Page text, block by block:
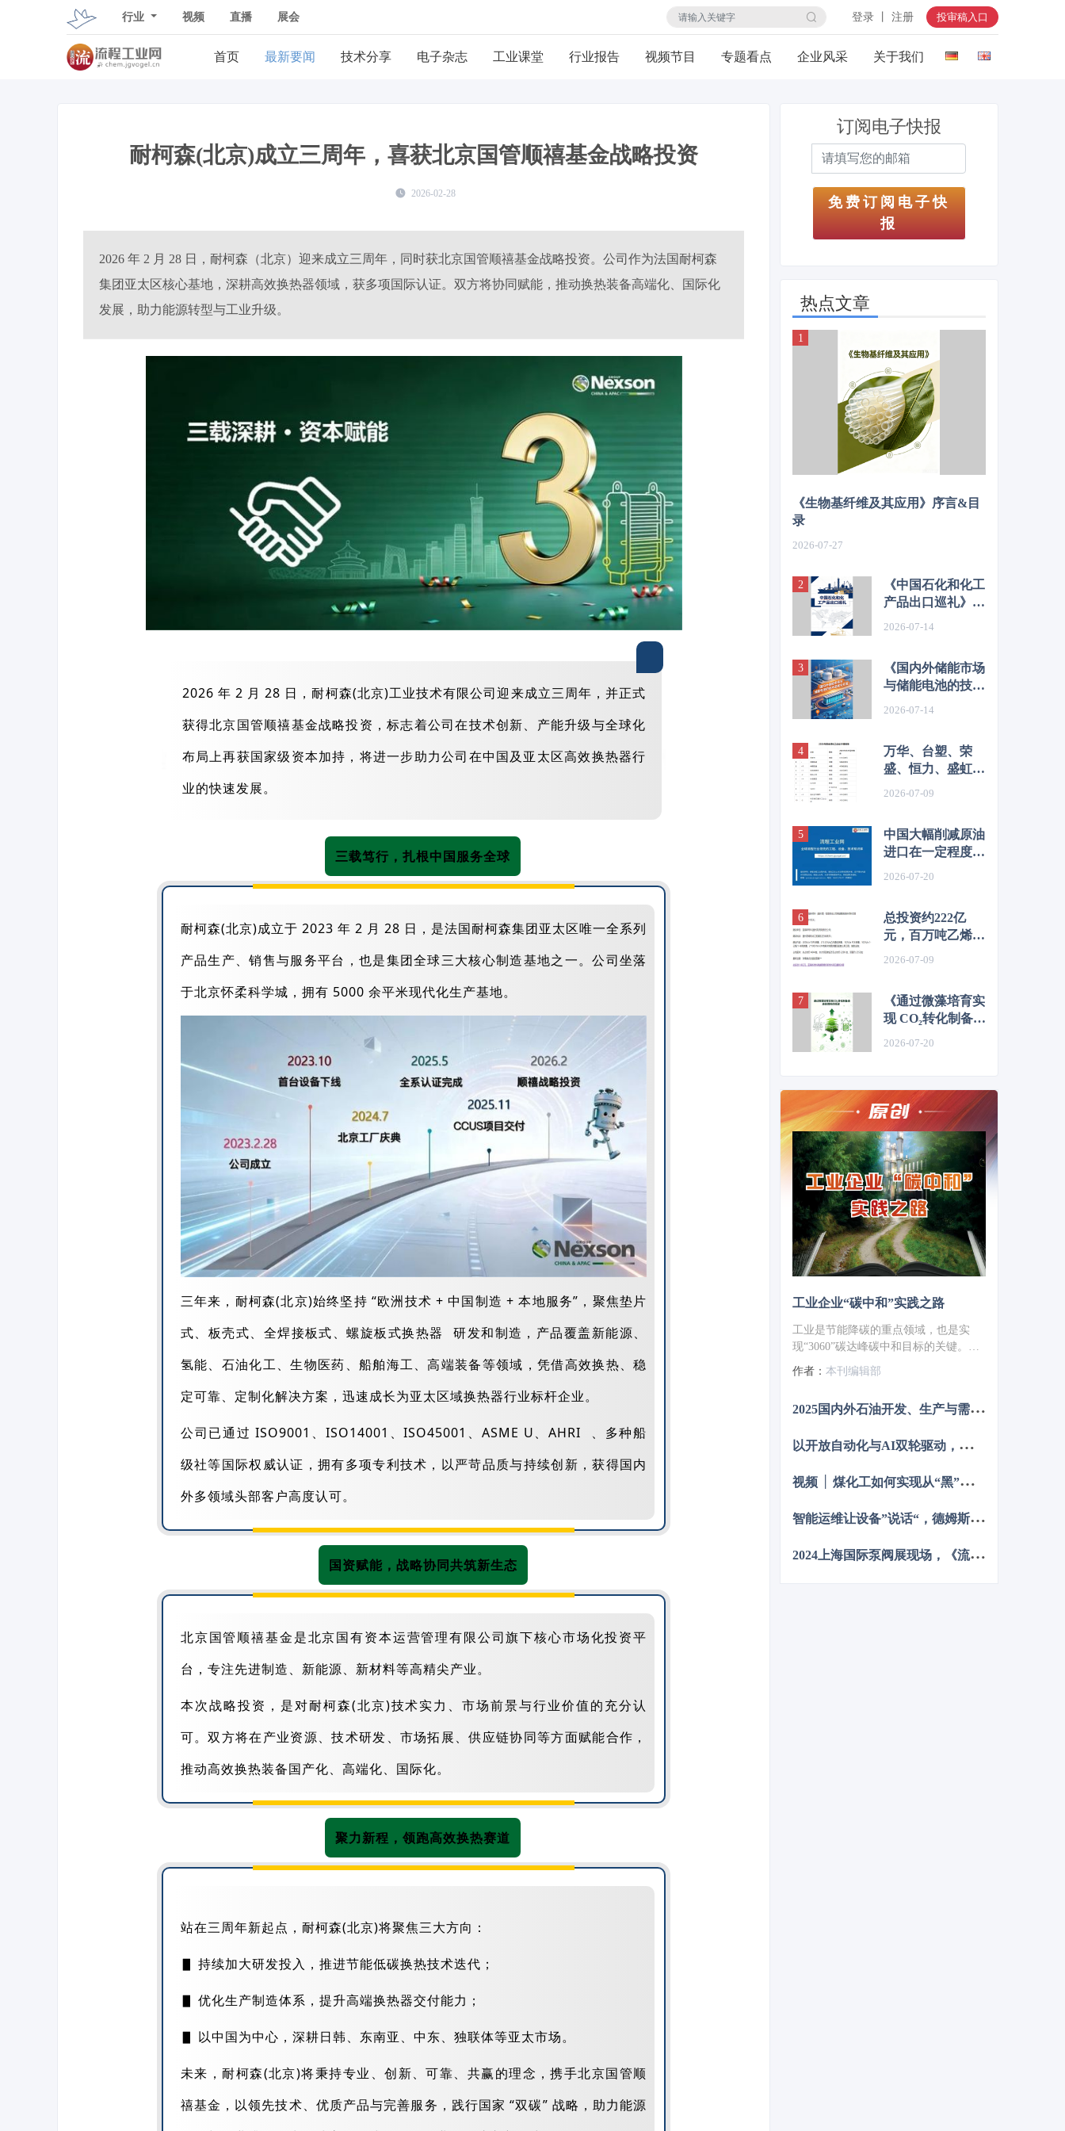
行业 视频 直播 展会 登录 丨 注册 投审稿入口
首页 最新要闻 技术分享 电子杂志 工业课堂 行业报告 视频节目 专题看点 企业风采 关于我们
耐柯森(北京)成立三周年，喜获北京国管顺禧基金战略投资
2026-02-28
2026 年 2 月 28 日，耐柯森（北京）迎来成立三周年，同时获北京国管顺禧基金战略投资。公司作为法国耐柯森
集团亚太区核心基地，深耕高效换热器领域，获多项国际认证。双方将协同赋能，推动换热装备高端化、国际化
发展，助力能源转型与工业升级。
2026 年 2 月 28 日，耐柯森(北京)工业技术有限公司迎来成立三周年，并正式
获得北京国管顺禧基金战略投资，标志着公司在技术创新、产能升级与全球化
布局上再获国家级资本加持，将进一步助力公司在中国及亚太区高效换热器行
业的快速发展。
三载笃行，扎根中国服务全球
耐柯森(北京)成立于 2023 年 2 月 28 日，是法国耐柯森集团亚太区唯一全系列
产品生产、销售与服务平台，也是集团全球三大核心制造基地之一。公司坐落
于北京怀柔科学城，拥有 5000 余平米现代化生产基地。
三年来，耐柯森(北京)始终坚持 “欧洲技术 + 中国制造 + 本地服务”，聚焦垫片
式、板壳式、全焊接板式、螺旋板式换热器
研发和制造，产品覆盖新能源、
氢能、石油化工、生物医药、船舶海工、高端装备等领域，凭借高效换热、稳
定可靠、定制化解决方案，迅速成长为亚太区域换热器行业标杆企业。
公司已通过 ISO9001、ISO14001、ISO45001、ASME U、AHRI
、多种船
级社等国际权威认证，拥有多项专利技术，以严苛品质与持续创新，获得国内
外多领域头部客户高度认可。
国资赋能，战略协同共筑新生态
北京国管顺禧基金是北京国有资本运营管理有限公司旗下核心市场化投资平
台，专注先进制造、新能源、新材料等高精尖产业。
本次战略投资，是对耐柯森(北京)技术实力、市场前景与行业价值的充分认
可。双方将在产业资源、技术研发、市场拓展、供应链协同等方面赋能合作，
推动高效换热装备国产化、高端化、国际化。
聚力新程，领跑高效换热赛道
站在三周年新起点，耐柯森(北京)将聚焦三大方向：
▋ 持续加大研发投入，推进节能低碳换热技术迭代；
▋ 优化生产制造体系，提升高端换热器交付能力；
▋ 以中国为中心，深耕日韩、东南亚、中东、独联体等亚太市场。
未来，耐柯森(北京)将秉持专业、创新、可靠、共赢的理念，携手北京国管顺
禧基金，以领先技术、优质产品与完善服务，践行国家 “双碳” 战略，助力能源
订阅电子快报
免费订阅电子快
报
热点文章
《生物基纤维及其应用》序言&目
录
2026-07-27
《中国石化和化工
产品出口巡礼》序
2026-07-14
《国内外储能市场
与储能电池的技术
2026-07-14
万华、台塑、荣
盛、恒力、盛虹、
2026-07-09
中国大幅削减原油
进口在一定程度上
2026-07-20
总投资约222亿
元，百万吨乙烯及
2026-07-09
《通过微藻培育实
现 CO₂转化制备液
2026-07-20
工业企业“碳中和”实践之路
工业是节能降碳的重点领域，也是实
现“3060”碳达峰碳中和目标的关键。党
的二十大报告明确提出，积极稳妥推进
碳达峰碳中和，推进降碳、减污、扩
控，重点控制化石能源消费，逐步转向
顾 2023 年工业企业在节能降碳、绿色
新技术和应用，《流程工业》编辑部在
和”专题，邀请了一批国内外优秀的工业
程工业企业提供绿色可持续发展的启迪
和借鉴。
作者： 本刊编辑部
2
025国内外石油开发、生产与需求述评-目录
以
开放自动化与AI双轮驱动，定义中国未来工业新范式
视
频 │ 煤化工如何实现从“黑”到“绿”？走进美锦能源低碳发展标杆项目
智
能运维让设备”说话“，德姆斯护航企业安全生产与降本增效
2
024上海国际泵阀展现场，《流程工业》记者专访了中国善若泵业科技有限公司总经理 卢阳